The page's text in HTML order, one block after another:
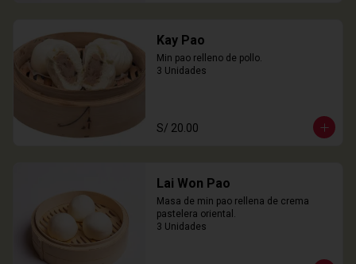
Kay Pao
Min pao relleno de pollo.
3 Unidades
S/ 20.00
Lai Won Pao
Masa de min pao rellena de crema
pastelera oriental.
3 Unidades